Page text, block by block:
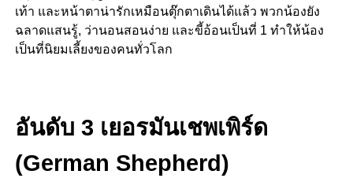
เท้า และหน้าตาน่ารักเหมือนตุ๊กตาเดินได้แล้ว พวกน้องยัง
ฉลาดแสนรู้, ว่านอนสอนง่าย และขี้อ้อนเป็นที่ 1 ทำให้น้อง
เป็นที่นิยมเลี้ยงของคนทั่วโลก
อันดับ 3 เยอรมันเชพเพิร์ด
(German Shepherd)